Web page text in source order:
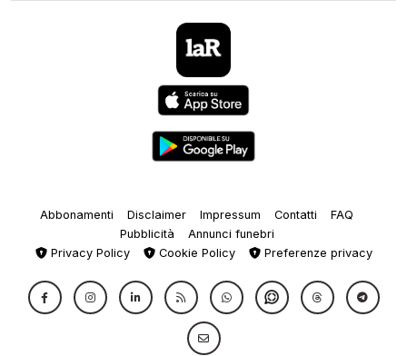
Abbonamenti Disclaimer Impressum Contatti
FAQ
Pubblicità
Annunci funebri
Privacy Policy
Cookie Policy Preferenze privacy